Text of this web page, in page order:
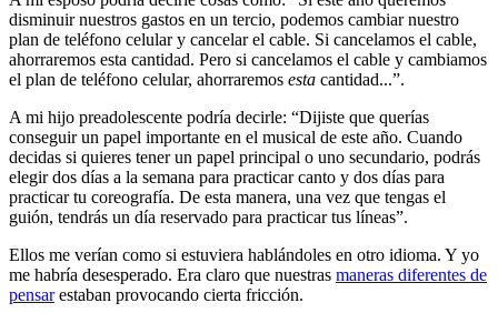
disminuir nuestros gastos en un tercio, podemos cambiar nuestro
plan de teléfono celular y cancelar el cable. Si cancelamos el cable,
ahorraremos esta cantidad. Pero si cancelamos el cable y cambiamos
el plan de teléfono celular, ahorraremos esta cantidad...”.
A mi hijo preadolescente podría decirle: “Dijiste que querías
conseguir un papel importante en el musical de este año. Cuando
decidas si quieres tener un papel principal o uno secundario, podrás
elegir dos días a la semana para practicar canto y dos días para
practicar tu coreografía. De esta manera, una vez que tengas el
guión, tendrás un día reservado para practicar tus líneas”.
Ellos me verían como si estuviera hablándoles en otro idioma. Y yo
me habría desesperado. Era claro que nuestras maneras diferentes de
pensarestaban provocando cierta fricción.